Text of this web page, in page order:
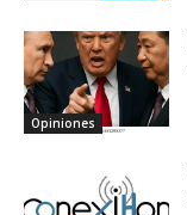
Opiniones